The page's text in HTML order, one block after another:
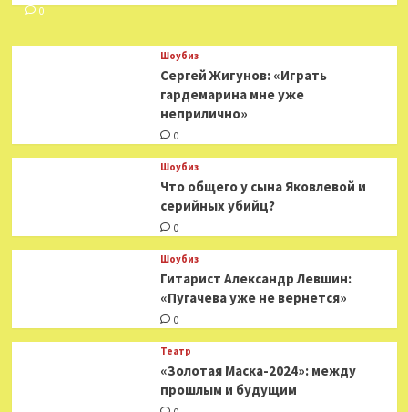
главном
0
Шоубиз
Сергей Жигунов: «Играть
гардемарина мне уже
неприлично»
0
Шоубиз
Что общего у сына Яковлевой и
серийных убийц?
0
Шоубиз
Гитарист Александр Левшин:
«Пугачева уже не вернется»
0
Театр
«Золотая Маска-2024»: между
прошлым и будущим